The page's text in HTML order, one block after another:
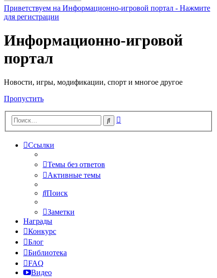
Приветствуем на Информационно-игровой портал - Нажмите
для регистрации
Информационно-игровой
портал
Новости, игры, модификации, спорт и многое другое
Пропустить
Поиск
Ссылки
Темы без ответов
Активные темы
Поиск
Заметки
Награды
Конкурс
Блог
Библиотека
FAQ
Видео